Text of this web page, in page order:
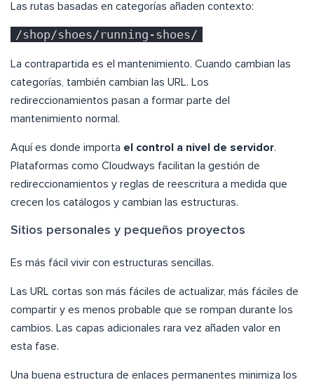
Las rutas basadas en categorías añaden contexto:
/shop/shoes/running-shoes/
La contrapartida es el mantenimiento. Cuando cambian las
categorías, también cambian las URL. Los
redireccionamientos pasan a formar parte del
mantenimiento normal.
Aquí es donde importa el control a nivel de servidor.
Plataformas como Cloudways facilitan la gestión de
redireccionamientos y reglas de reescritura a medida que
crecen los catálogos y cambian las estructuras.
Sitios personales y pequeños proyectos
Es más fácil vivir con estructuras sencillas.
Las URL cortas son más fáciles de actualizar, más fáciles de
compartir y es menos probable que se rompan durante los
cambios. Las capas adicionales rara vez añaden valor en
esta fase.
Una buena estructura de enlaces permanentes minimiza los